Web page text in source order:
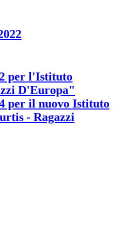
per l'Istituto
D'Europa"
per il nuovo Istituto
- Ragazzi